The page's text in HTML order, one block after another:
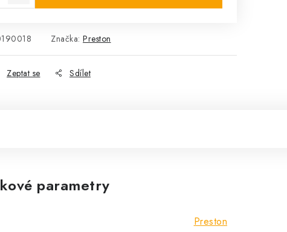
Značka: Preston
Zeptat se Sdílet
parametry
Preston